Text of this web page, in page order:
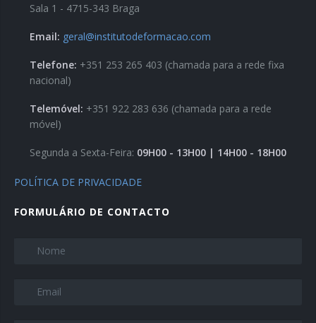
Sala 1 - 4715-343 Braga
Email: geral@institutodeformacao.com
Telefone: +351 253 265 403 (chamada para a rede fixa
nacional)
Telemóvel: +351 922 283 636 (chamada para a rede
móvel)
Segunda a Sexta-Feira: 09H00 - 13H00 | 14H00 - 18H00
POLÍTICA DE PRIVACIDADE
FORMULÁRIO DE CONTACTO